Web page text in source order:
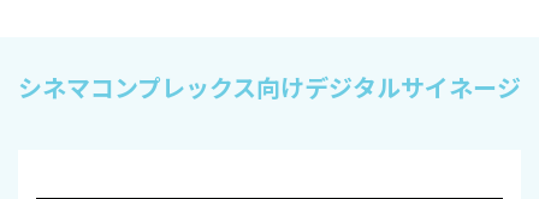
シネマコンプレックス向けデジタルサイネージ